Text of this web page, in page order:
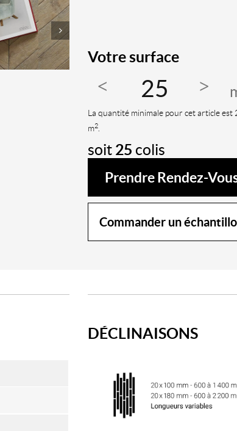
Votre surface
La quantité minimale pour cet article est
m2
soit 25 colis
Prendre Rendez-
Commander un
DÉCLINAISONS